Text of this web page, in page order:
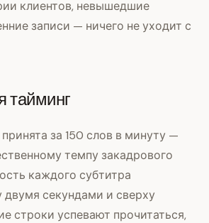
клиентов, невышедшие
записи — ничего не уходит с
тайминг
за 150 слов в минуту —
темпу закадрового
каждого субтитра
двумя секундами и сверху
строки успевают прочитаться,